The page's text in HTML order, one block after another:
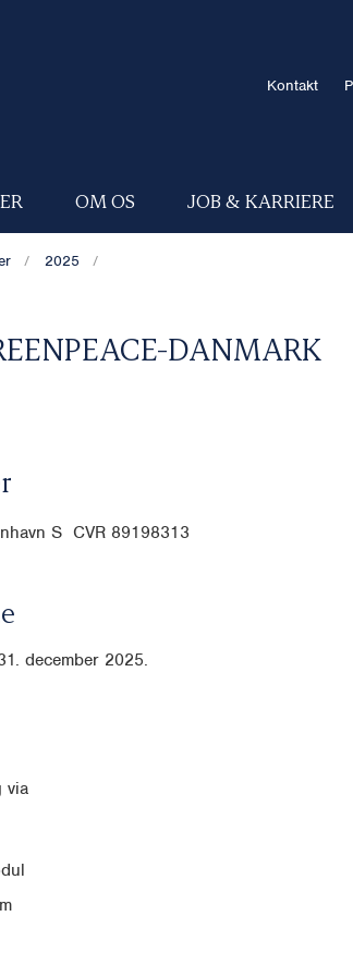
Kontakt
OM OS JOB & KARRIERE
2025
DANMARK
S CVR 89198313
december 2025.
via